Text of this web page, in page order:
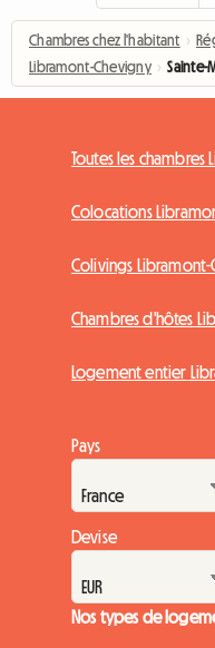
Chambres chez l'habitant ›
Libramont-Chevigny › Sainte-
Toutes les
Colocations
Colivings Libramont-
Chambres d'hôtes
Logement entier
Pays
Devise
Nos types de